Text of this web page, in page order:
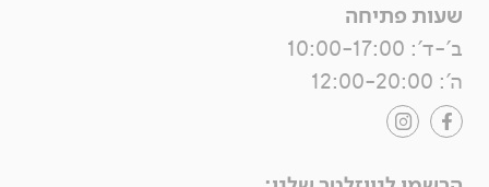
שעות פתיחה
ב'-ד': 10:00-17:00
ה': 12:00-20:00